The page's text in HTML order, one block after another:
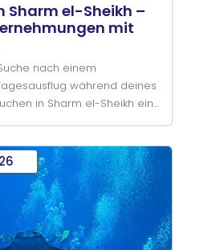
el-Sheikh –
mit
nach einem
während deines
in Sharm el-Sheikh ein
des Roten Meeres
oder einfach nur nach
mit Familie oder Freunden
hat den perfekten